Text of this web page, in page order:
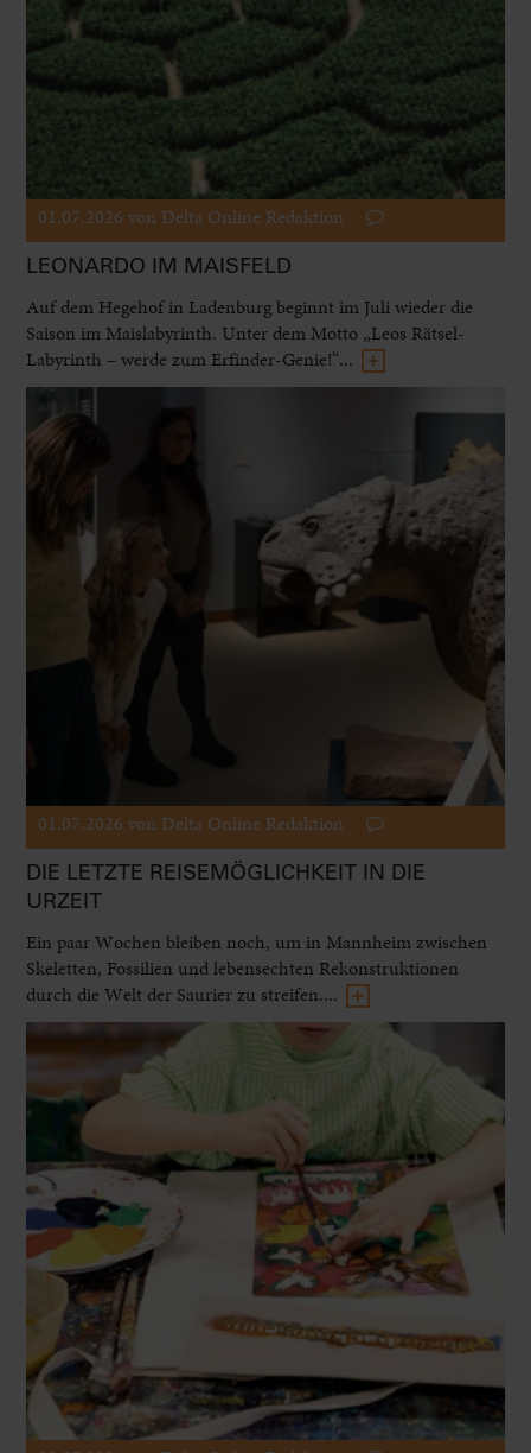
01.07.2026 von Delta Online Redaktion
LEONARDO IM MAISFELD
Auf dem Hegehof in Ladenburg beginnt im Juli wieder die
Saison im Maislabyrinth. Unter dem Motto „Leos Rätsel-
Labyrinth – werde zum Erfinder-Genie!“...
01.07.2026 von Delta Online Redaktion
DIE LETZTE REISEMÖGLICHKEIT IN DIE
URZEIT
Ein paar Wochen bleiben noch, um in Mannheim zwischen
Skeletten, Fossilien und lebensechten Rekonstruktionen
durch die Welt der Saurier zu streifen....